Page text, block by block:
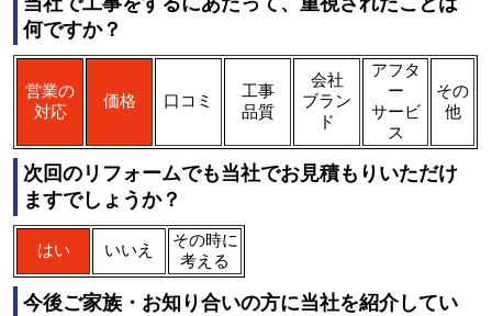
何ですか？
営業の
対応
価格 口コミ
工事
品質
会社
ブラン
ド
アフタ
ー
サービ
ス
その
他
次回のリフォームでも当社でお見積もりいただけ
ますでしょうか？
はい いいえ
その時に
考える
今後ご家族・お知り合いの方に当社を紹介してい